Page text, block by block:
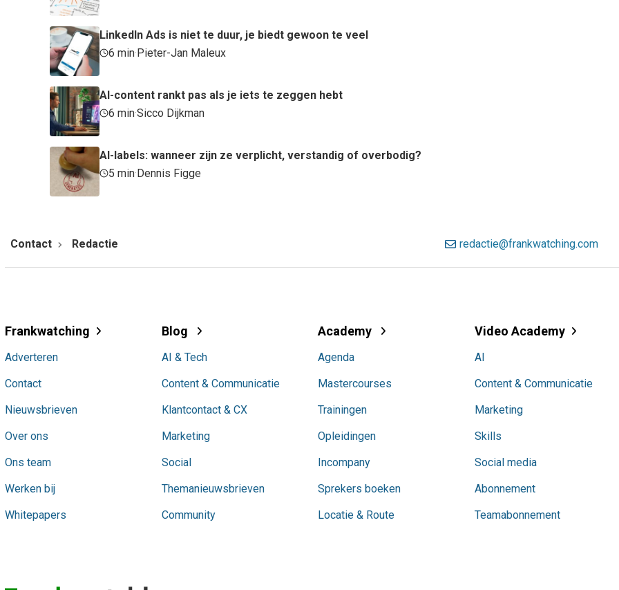
LinkedIn Ads is niet te duur, je biedt gewoon te veel
6 min·Pieter-Jan Maleux
AI-content rankt pas als je iets te zeggen hebt
6 min·Sicco Dijkman
AI-labels: wanneer zijn ze verplicht, verstandig of overbodig?
5 min·Dennis Figge
Contact Redactie redactie@frankwatching.com
Frankwatching
Adverteren
Contact
Nieuwsbrieven
Over ons
Ons team
Werken bij
Whitepapers
Blog
AI & Tech
Content & Communicatie
Klantcontact & CX
Marketing
Social
Themanieuwsbrieven
Community
Academy
Agenda
Mastercourses
Trainingen
Opleidingen
Incompany
Sprekers boeken
Locatie & Route
Video Academy
AI
Content & Communicatie
Marketing
Skills
Social media
Abonnement
Teamabonnement